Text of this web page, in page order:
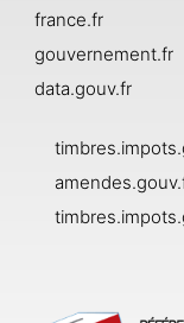
france.fr
gouvernement.fr
data.gouv.fr